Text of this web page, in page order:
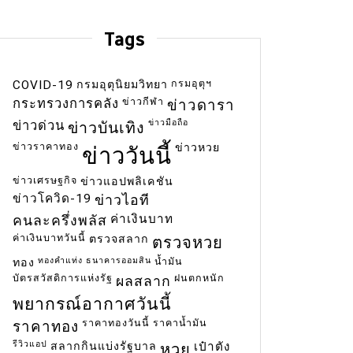
Tags
COVID-19 กรมอุตุนิยมวิทยา กรมอุตุฯ
กระทรวงการคลัง ข่าวกีฬา ข่าวดารา
ข่าวด่วน ข่าวบันเทิง ข่าวมือถือ
ข่าวราคาทอง ข่าววันนี้ ข่าวหวย
ข่าวเศรษฐกิจ ข่าวแอปพลิเคชัน
ข่าวโควิด-19 ข่าวไอที
คนละครึ่งพลัส ค่าเงินบาท
ค่าเงินบาทวันนี้ ตรวจสลาก ตรวจหวย
ทอง ทองคำแท่ง ธนาคารออมสิน น้ำมัน
บัตรสวัสดิการแห่งรัฐ ผลสลาก ฝนตกหนัก
พยากรณ์อากาศวันนี้
ราคาทอง ราคาทองวันนี้ ราคาน้ำมัน
รีวิวแอป สลากกินแบ่งรัฐบาล เป๋าตัง